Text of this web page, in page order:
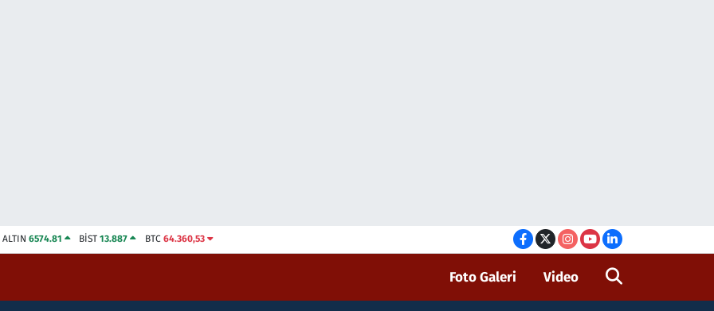
ALTIN 6574.81 BİST13.887 BTC 64.360,53
Foto Galeri Video